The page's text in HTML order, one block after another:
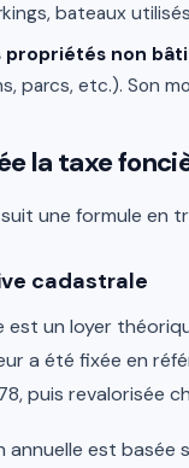
bateaux
non
parcs, etc.). Son
la taxe
une formule en
cadastrale
est un loyer
a été fixée en
puis revalorisée
annuelle est basée